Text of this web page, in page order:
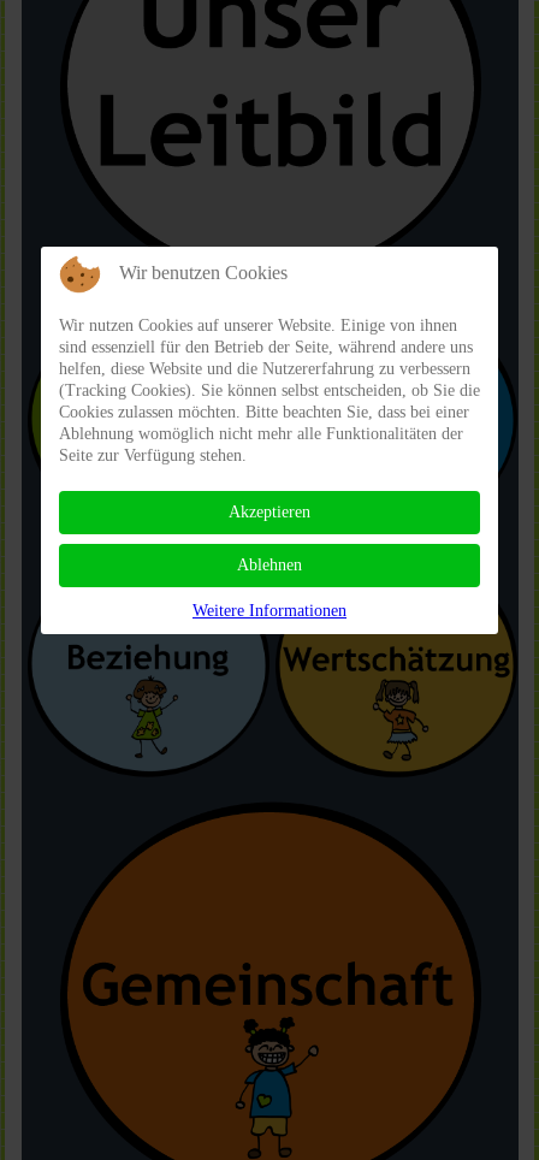
Wir benutzen Cookies
Wir nutzen Cookies auf unserer Website. Einige von ihnen
sind essenziell für den Betrieb der Seite, während andere uns
helfen, diese Website und die Nutzererfahrung zu verbessern
(Tracking Cookies). Sie können selbst entscheiden, ob Sie die
Cookies zulassen möchten. Bitte beachten Sie, dass bei einer
Ablehnung womöglich nicht mehr alle Funktionalitäten der
Seite zur Verfügung stehen.
Akzeptieren
Ablehnen
Weitere Informationen